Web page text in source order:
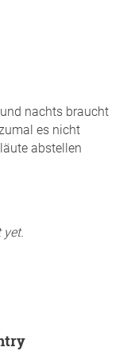
nachts braucht
es nicht
abstellen
yet.